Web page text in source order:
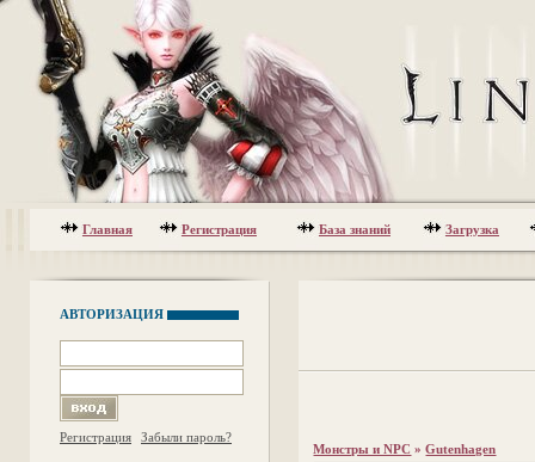
Главная Регистрация База знаний Загрузка
АВТОРИЗАЦИЯ
Регистрация Забыли пароль?
Монстры и NPC »Gutenhagen